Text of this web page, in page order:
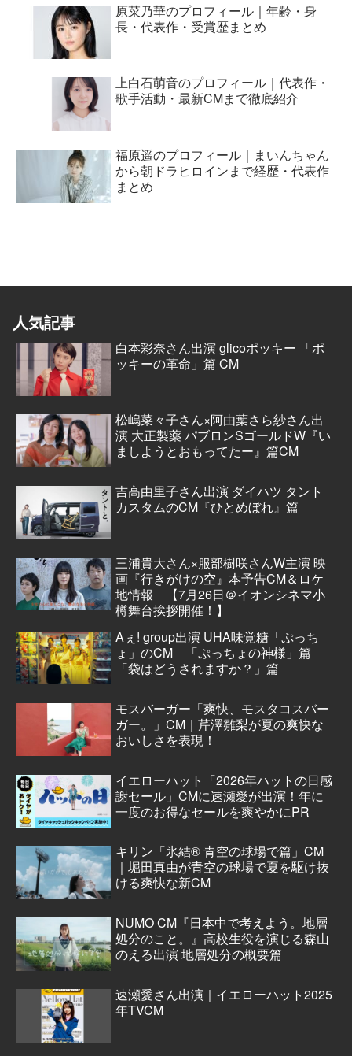
原菜乃華のプロフィール｜年齢・身
長・代表作・受賞歴まとめ
上白石萌音のプロフィール｜代表作・
歌手活動・最新CMまで徹底紹介
福原遥のプロフィール｜まいんちゃん
から朝ドラヒロインまで経歴・代表作
まとめ
人気記事
白本彩奈さん出演 glicoポッキー 「ポ
ッキーの革命」篇 CM
松嶋菜々子さん×阿由葉さら紗さん出
演 大正製薬 パブロンSゴールドW『い
ましようとおもってたー』篇CM
吉高由里子さん出演 ダイハツ タント
カスタムのCM『ひとめぼれ』篇
三浦貴大さん×服部樹咲さんW主演 映
画『行きがけの空』本予告CM＆ロケ
地情報 【7月26日＠イオンシネマ小
樽舞台挨拶開催！】
Aぇ! group出演 UHA味覚糖「ぷっち
ょ」のCM 「ぷっちょの神様」篇
「袋はどうされますか？」篇
モスバーガー「爽快、モスタコスバー
ガー。」CM｜芹澤雛梨が夏の爽快な
おいしさを表現！
イエローハット「2026年ハットの日感
謝セール」CMに速瀬愛が出演！年に
一度のお得なセールを爽やかにPR
キリン「氷結® 青空の球場で篇」CM
｜堀田真由が青空の球場で夏を駆け抜
ける爽快な新CM
NUMO CM『日本中で考えよう。地層
処分のこと。』高校生役を演じる森山
のえる出演 地層処分の概要篇
速瀬愛さん出演｜イエローハット2025
年TVCM